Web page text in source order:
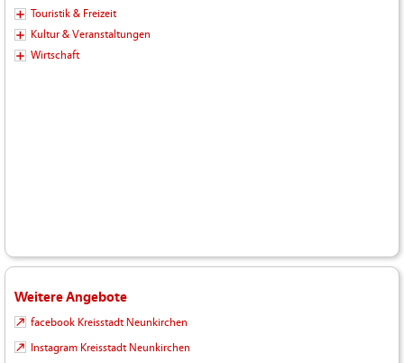
Touristik & Freizeit
Kultur & Veranstaltungen
Wirtschaft
Weitere Angebote
facebook Kreisstadt Neunkirchen
Instagram Kreisstadt Neunkirchen